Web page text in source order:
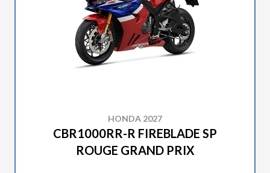
HONDA 2027
CBR1000RR-R FIREBLADE SP
ROUGE GRAND PRIX